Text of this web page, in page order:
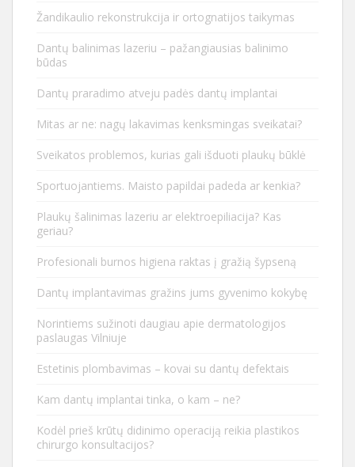
Žandikaulio rekonstrukcija ir ortognatijos taikymas
Dantų balinimas lazeriu – pažangiausias balinimo
būdas
Dantų praradimo atveju padės dantų implantai
Mitas ar ne: nagų lakavimas kenksmingas sveikatai?
Sveikatos problemos, kurias gali išduoti plaukų būklė
Sportuojantiems. Maisto papildai padeda ar kenkia?
Plaukų šalinimas lazeriu ar elektroepiliacija? Kas
geriau?
Profesionali burnos higiena raktas į gražią šypseną
Dantų implantavimas gražins jums gyvenimo kokybę
Norintiems sužinoti daugiau apie dermatologijos
paslaugas Vilniuje
Estetinis plombavimas – kovai su dantų defektais
Kam dantų implantai tinka, o kam – ne?
Kodėl prieš krūtų didinimo operaciją reikia plastikos
chirurgo konsultacijos?